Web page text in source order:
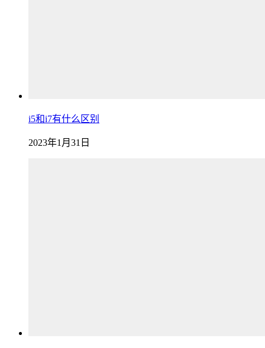
i5和i7有什么区别
2023年1月31日